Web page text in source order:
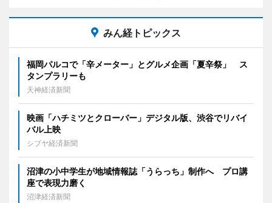
みん経トピックス
福岡パルコで「辛メーター」とグルメ企画「夏辛祭」 ス
タンプラリーも
天神経済新聞
映画「ハチミツとクローバー」デジタル版、渋谷でリバイ
バル上映
シブヤ経済新聞
沼津の小中学生が地域情報誌「うらっち」制作へ プロ講
座で表現力磨く
沼津経済新聞